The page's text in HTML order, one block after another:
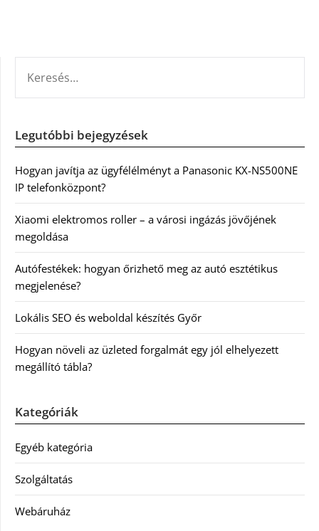
Legutóbbi bejegyzések
Hogyan javítja az ügyfélélményt a Panasonic KX-NS500NE
IP telefonközpont?
Xiaomi elektromos roller – a városi ingázás jövőjének
megoldása
Autófestékek: hogyan őrizhető meg az autó esztétikus
megjelenése?
Lokális SEO és weboldal készítés Győr
Hogyan növeli az üzleted forgalmát egy jól elhelyezett
megállító tábla?
Kategóriák
Egyéb kategória
Szolgáltatás
Webáruház